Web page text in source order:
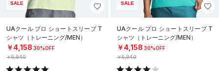
SALE
UAクール プロ ショートスリーブ T
シャツ（トレーニング/MEN）
￥4,158 30%OFF
￥5,940
SALE
UAクール プロ ショートスリーブ T
シャツ（トレーニング/MEN）
￥4,158 30%OFF
￥5,940